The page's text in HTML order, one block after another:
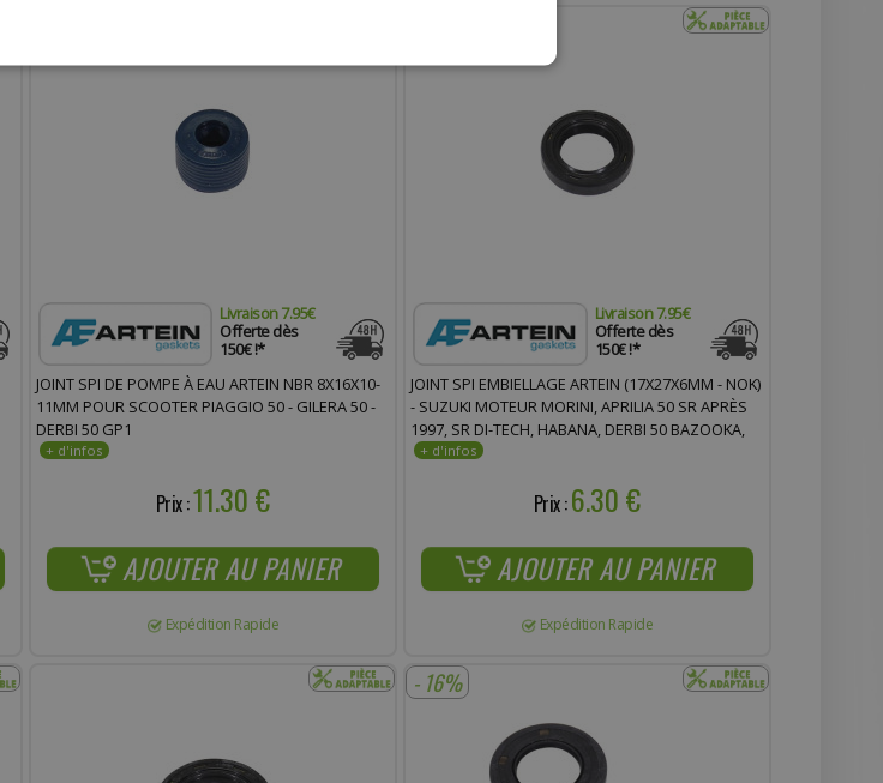
Livraison 7.95€
Offerte dès
150€ !*
JOINT SPI DE POMPE À EAU ARTEIN NBR 8X16X10-
11MM POUR SCOOTER PIAGGIO 50 - GILERA 50 -
DERBI 50 GP1
Prix :11.30 €
AJOUTER AU PANIER
Expédition Rapide
Livraison 7.95€
Offerte dès
150€ !*
JOINT SPI EMBIELLAGE ARTEIN (17X27X6MM - NOK)
- SUZUKI MOTEUR MORINI, APRILIA 50 SR APRÈS
1997, SR DI-TECH, HABANA, DERBI 50 BAZOOKA,
VAMOS, ITALJET 50 FORMULA
Prix :6.30 €
AJOUTER AU PANIER
Expédition Rapide
- 16%